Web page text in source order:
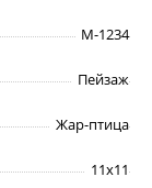
М-1234
Пейзаж
Жар-птица
11х11